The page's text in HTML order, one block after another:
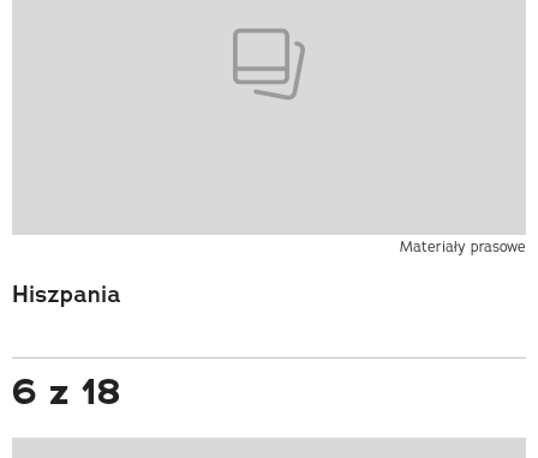
Materiały prasowe
Hiszpania
6 z 18